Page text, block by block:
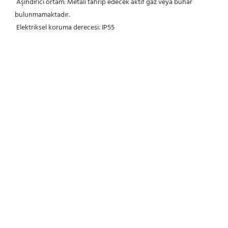
bulunmamaktadır.
Elektriksel koruma derecesi: IP55